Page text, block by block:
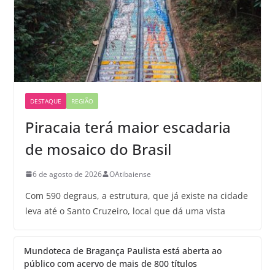
DESTAQUE REGIÃO
Piracaia terá maior escadaria
de mosaico do Brasil
6 de agosto de 2026 OAtibaiense
Com 590 degraus, a estrutura, que já existe na cidade
leva até o Santo Cruzeiro, local que dá uma vista
Mundoteca de Bragança Paulista está aberta ao
público com acervo de mais de 800 títulos